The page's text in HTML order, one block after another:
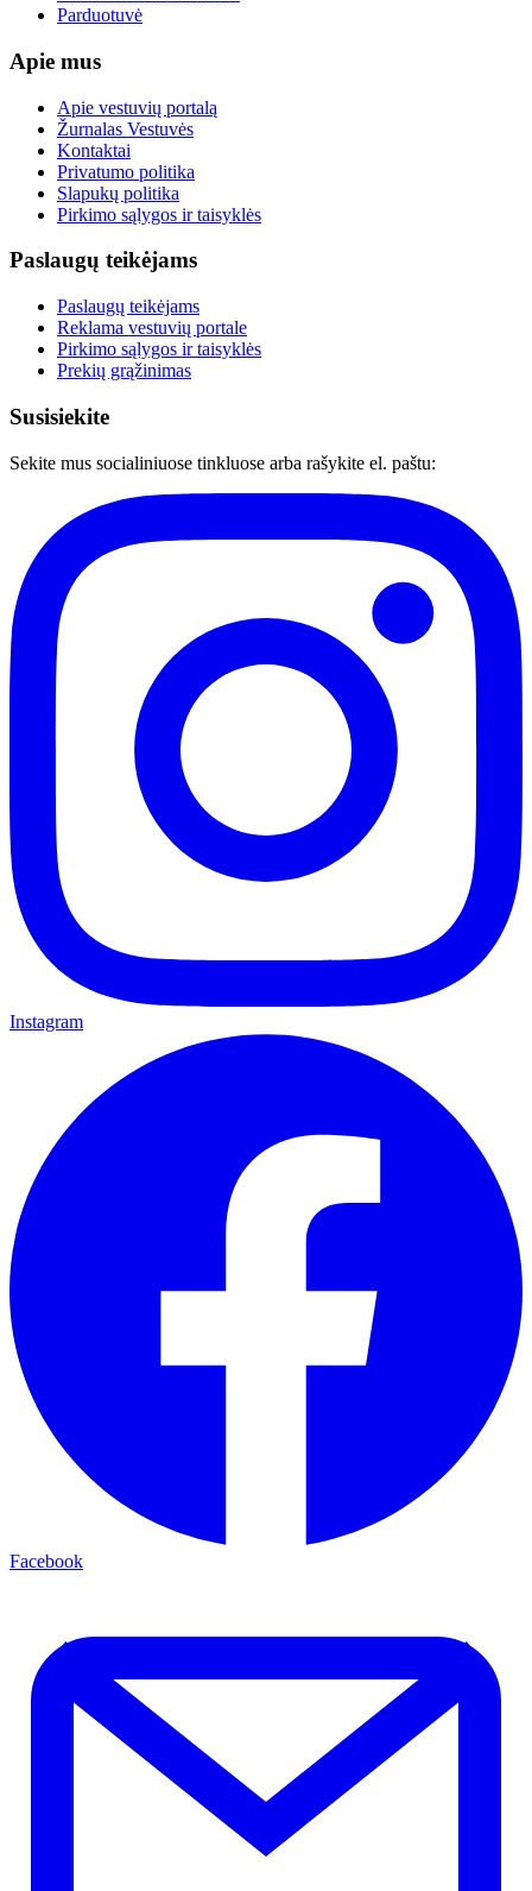
Parduotuvė
Apie mus
Apie vestuvių portalą
Žurnalas Vestuvės
Kontaktai
Privatumo politika
Slapukų politika
Pirkimo sąlygos ir taisyklės
Paslaugų teikėjams
Paslaugų teikėjams
Reklama vestuvių portale
Pirkimo sąlygos ir taisyklės
Prekių grąžinimas
Susisiekite
Sekite mus socialiniuose tinkluose arba rašykite el. paštu:
Instagram
Facebook